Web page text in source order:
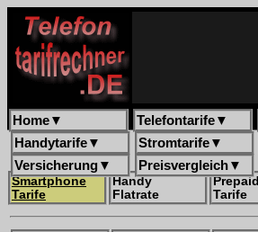
Home▼ Telefontarife▼
Handytarife▼ Stromtarife▼
Versicherung▼ Preisvergleich▼
Smartphone
Tarife
Handy
Flatrate
Prepaid
Tarife